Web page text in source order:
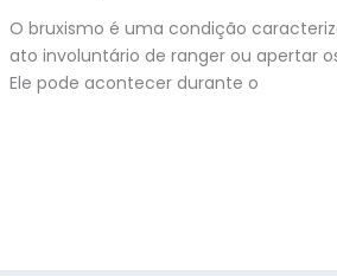
O bruxismo é uma condição
ato involuntário de ranger ou apertar
Ele pode acontecer durante o